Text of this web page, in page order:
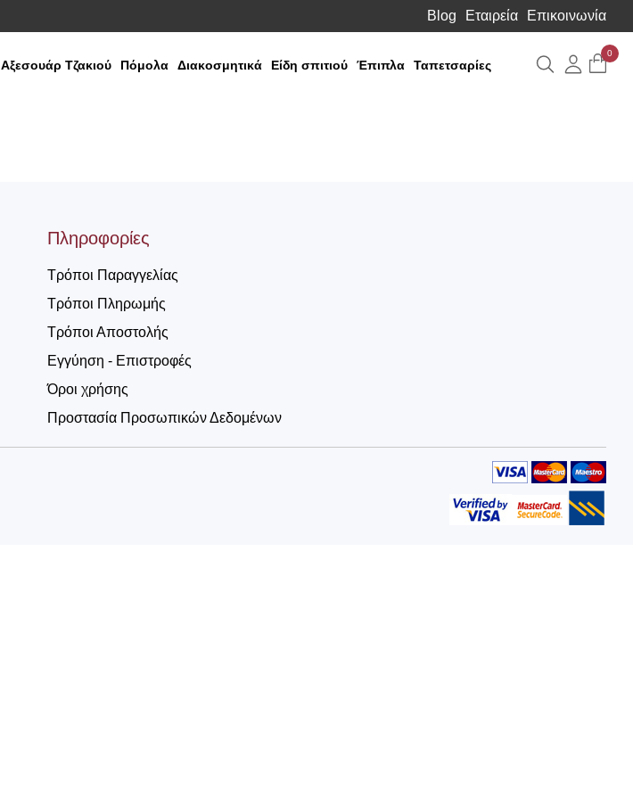
Blog Εταιρεία Επικοινωνία
Αξεσουάρ Τζακιού Πόμολα Διακοσμητικά Είδη σπιτιού Έπιπλα Ταπετσαρίες Αναζήτηση
0
Πληροφορίες
Τρόποι Παραγγελίας
Τρόποι Πληρωμής
Τρόποι Αποστολής
Εγγύηση - Επιστροφές
Όροι χρήσης
Προστασία Προσωπικών Δεδομένων